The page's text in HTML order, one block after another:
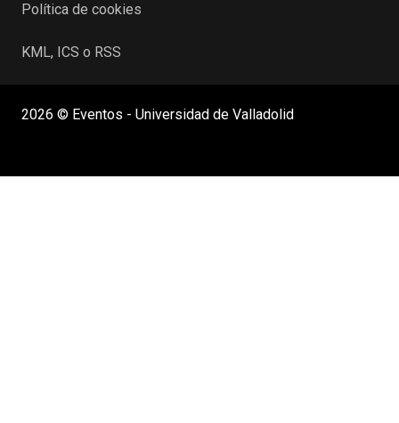
Política de cookies
KML, ICS o RSS
2026 © Eventos - Universidad de Valladolid